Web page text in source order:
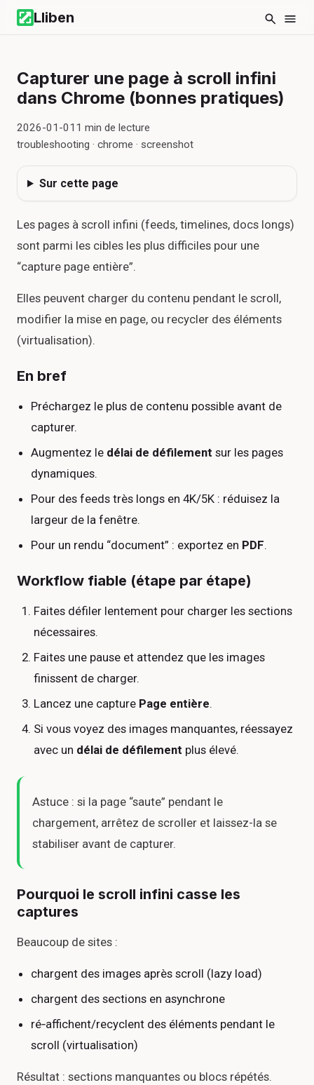
Lliben
Capturer une page à scroll infini
dans Chrome (bonnes pratiques)
2026-01-01 1 min de lecture
troubleshooting · chrome · screenshot
Sur cette page
Les pages à scroll infini (feeds, timelines, docs longs)
sont parmi les cibles les plus difficiles pour une
“capture page entière”.
Elles peuvent charger du contenu pendant le scroll,
modifier la mise en page, ou recycler des éléments
(virtualisation).
En bref
Préchargez le plus de contenu possible avant de
capturer.
Augmentez le délai de défilement sur les pages
dynamiques.
Pour des feeds très longs en 4K/5K : réduisez la
largeur de la fenêtre.
Pour un rendu “document” : exportez en PDF.
Workflow fiable (étape par étape)
Faites défiler lentement pour charger les sections
nécessaires.
Faites une pause et attendez que les images
finissent de charger.
Lancez une capture Page entière.
Si vous voyez des images manquantes, réessayez
avec un délai de défilement plus élevé.
Astuce : si la page “saute” pendant le
chargement, arrêtez de scroller et laissez-la se
stabiliser avant de capturer.
Pourquoi le scroll infini casse les
captures
Beaucoup de sites :
chargent des images après scroll (lazy load)
chargent des sections en asynchrone
ré‑affichent/recyclent des éléments pendant le
scroll (virtualisation)
Résultat : sections manquantes ou blocs répétés.